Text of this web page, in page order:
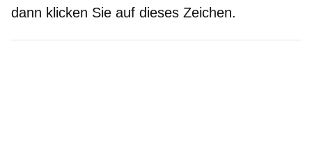
dann klicken Sie auf dieses Zeichen.